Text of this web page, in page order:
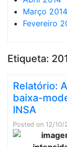
Março 2014
Fevereiro
Etiqueta:
Relatório:
baixa-
INSA
Posted on 12/10/